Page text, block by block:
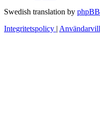
Swedish translation by
Integritetspolicy |